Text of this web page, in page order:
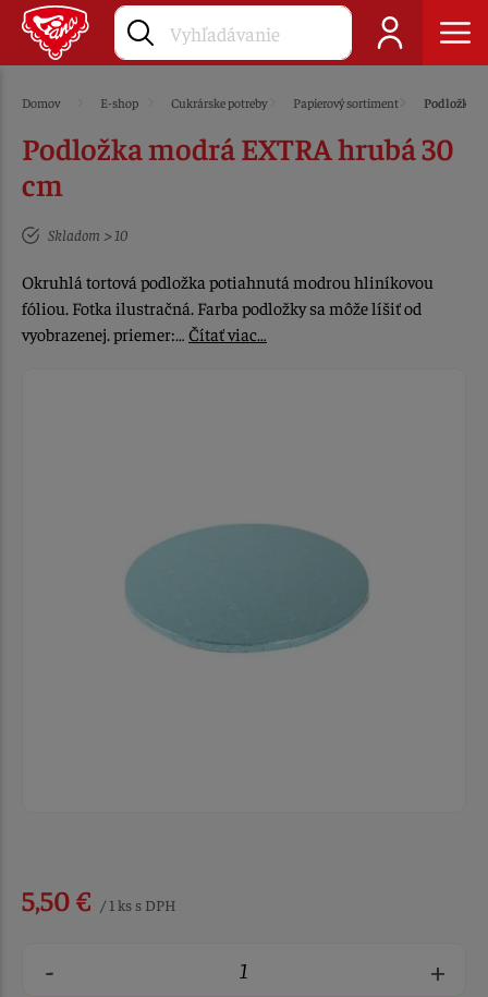
Domov E-shop Cukrárske potreby Papierový sortiment Podložky
Podložka modrá EXTRA hrubá 30
cm
Skladom > 10
Okruhlá tortová podložka potiahnutá modrou hliníkovou
fóliou. Fotka ilustračná. Farba podložky sa môže líšiť od
vyobrazenej. priemer:… Čítať viac…
5,50 € / 1 ks s DPH
- +